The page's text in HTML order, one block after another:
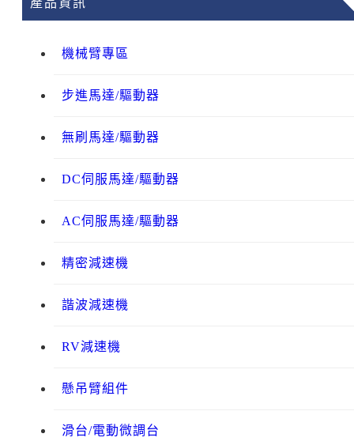
產品資訊
機械臂專區
步進馬達/驅動器
無刷馬達/驅動器
DC伺服馬達/驅動器
AC伺服馬達/驅動器
精密減速機
諧波減速機
RV減速機
懸吊臂組件
滑台/電動微調台